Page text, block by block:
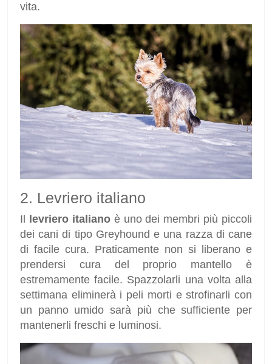
vita.
2. Levriero italiano
Il levriero italianoè uno dei membri più piccoli
dei cani di tipo Greyhound e una razza di cane
di facile cura. Praticamente non si liberano e
prendersi cura del proprio mantello è
estremamente facile. Spazzolarli una volta alla
settimana eliminerà i peli morti e strofinarli con
un panno umido sarà più che sufficiente per
mantenerli freschi e luminosi.